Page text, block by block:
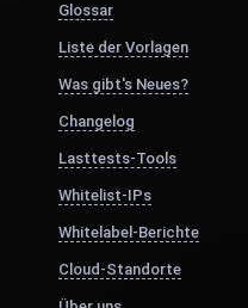
Glossar
Liste der Vorlagen
Was gibt's Neues?
Changelog
Lasttests-Tools
Whitelist-IPs
Whitelabel-Berichte
Cloud-Standorte